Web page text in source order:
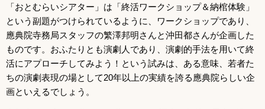
「おとむらいシアター」は「終活ワークショップ＆納棺体験」
という副題がつけられているように、ワークショップであり、
應典院寺務局スタッフの繁澤邦明さんと沖田都さんが企画した
ものです。おふたりとも演劇人であり、演劇的手法を用いて終
活にアプローチしてみよう！という試みは、ある意味、若者た
ちの演劇表現の場として20年以上の実績を誇る應典院らしい企
画といえるでしょう。